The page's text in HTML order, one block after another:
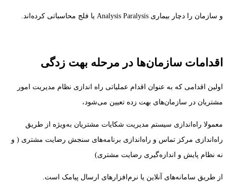
و سازمان را دچار بیماری Analysis Paralysis یا فلج محاسباتی کرده‌اند.
اقدامات سازمان‌ها در مرحله بهت زدگی
اولین اقدامی که به عنوان اقدام عملیاتی راه اندازی نظام مدیریت امور
مشتریان در سازمان‌های بهت زده تعیین می‌شود،
معمولا راه‌اندازی سیستم مدیریت شکایات مشتریان به‌ویژه از طریق
راه‌اندازی مرکز تماس و راه‌اندازی برنامه‌های سنجش رضایت مشتری ( و
نه نظام پایش و اندازه‌گیری رضایت مشتری)
از طریق سامانه‌های آنلاین یا نرم‌افزارهای ارسال پیامک است.